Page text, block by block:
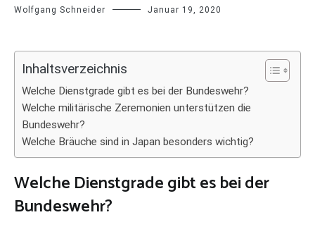
Wolfgang Schneider Januar 19, 2020
Inhaltsverzeichnis
Welche Dienstgrade gibt es bei der Bundeswehr?
Welche militärische Zeremonien unterstützen die
Bundeswehr?
Welche Bräuche sind in Japan besonders wichtig?
Welche Dienstgrade gibt es bei der
Bundeswehr?